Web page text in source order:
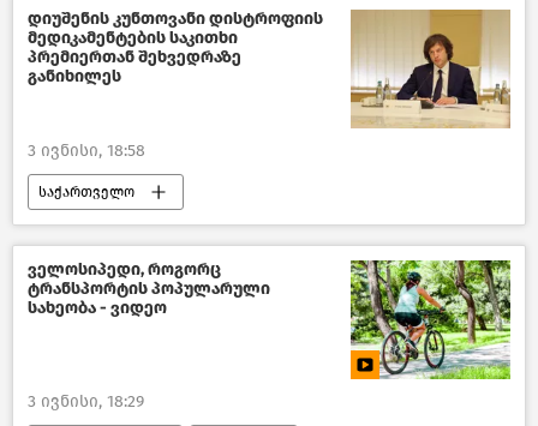
საქართველოს საგარეო პოლიტიკა
საქართველოს პარლამენტის თავმჯდომარე
ახალი ამბები
დიუშენის კუნთოვანი დისტროფიის
მედიკამენტების საკითხი
პრემიერთან შეხვედრაზე
განიხილეს
3 ივნისი, 18:58
საქართველო
ჯანდაცვა საქართველოში
დევნილთა, შრომის, ჯანმრთელობისა და სოციალური დაცვის სამინისტრო
საქართველოს პრემიერ–მინისტრი
ველოსიპედი, როგორც
ტრანსპორტის პოპულარული
სახეობა - ვიდეო
3 ივნისი, 18:29